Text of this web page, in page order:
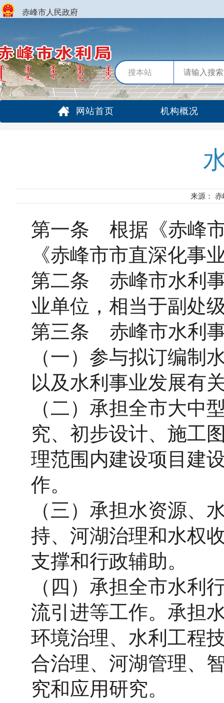
赤峰市人民政府
搜本站
网站首页 机构概况
来源：
第一条 根据《赤峰
《赤峰市市直深化事
第二条 赤峰市水利
业单位，相当于副处
第三条 赤峰市水利
（一）参与拟订编制
以及水利事业发展有
（二）承担全市大中
究、初步设计、施工
理范围内建设项目建
作。
（三）承担水资源、
持、河湖治理和水权
支撑和行政辅助。
（四）承担全市水利
流引进等工作。承担
环境治理、水利工程
合治理、河湖管理、
究和应用研究。